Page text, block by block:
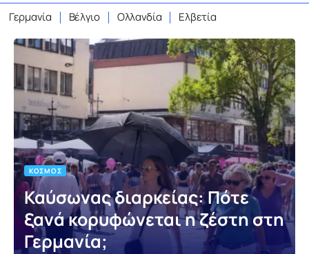
Γερμανία Βέλγιο Ολλανδία Ελβετία
ΚΌΣΜΟΣ
Καύσωνας διαρκείας: Πότε
ξανά κορυφώνεται η ζέστη στη
Γερμανία;